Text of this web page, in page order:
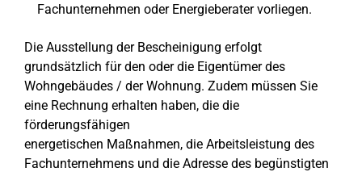
Fachunternehmen oder Energieberater vorliegen.
Die Ausstellung der Bescheinigung erfolgt
grundsätzlich für den oder die Eigentümer des
Wohngebäudes / der Wohnung. Zudem müssen Sie
eine Rechnung erhalten haben, die die
förderungsfähigen
energetischen Maßnahmen, die Arbeitsleistung des
Fachunternehmens und die Adresse des begünstigten